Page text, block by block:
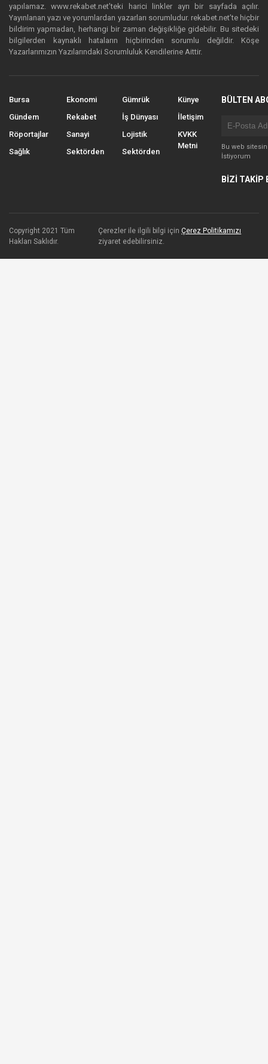
yapılamaz. www.rekabet.net’teki harici linkler ayrı bir sayfada açılır.
Yayınlanan yazı ve yorumlardan yazarları sorumludur. rekabet.net’te hiçbir
bildirim yapmadan, herhangi bir zaman değişikliğe gidebilir. Bu sitedeki
bilgilerden kaynaklı hataların hiçbirinden sorumlu değildir. Köşe
Yazarlarımızın Yazılarındaki Sorumluluk Kendilerine Aittir.
Bursa
Gündem
Röportajlar
Sağlık
Ekonomi
Rekabet
Sanayi
Sektörden
Gümrük
İş Dünyası
Lojistik
Sektörden
Künye
İletişim
KVKK
Metni
BÜLTEN
Bu web
İstiyorum
BİZİ TAKİP
Copyright 2021 Tüm
Hakları Saklıdır.
Çerezler ile ilgili bilgi içinÇerez Politikamızı
ziyaret edebilirsiniz.